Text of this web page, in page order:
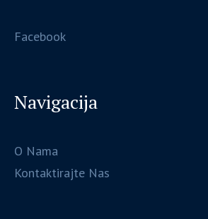
Facebook
Navigacija
O Nama
Kontaktirajte Nas